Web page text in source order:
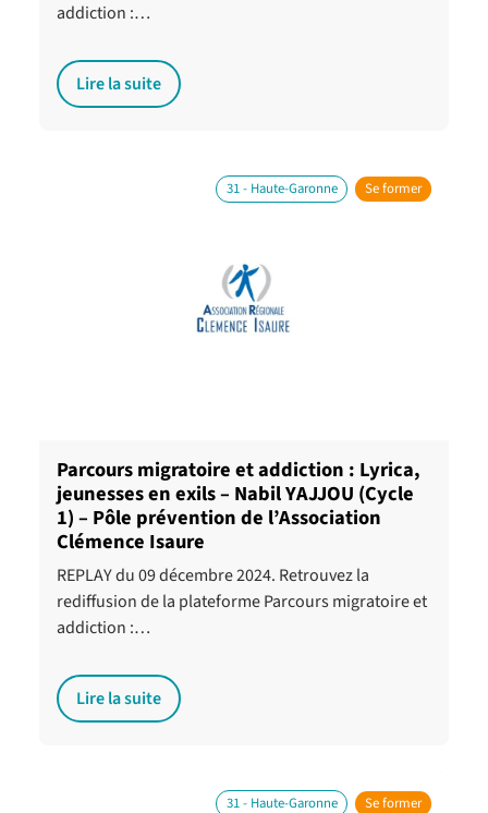
addiction :…
Lire la suite
31 - Haute-Garonne Se former
Parcours migratoire et addiction : Lyrica,
jeunesses en exils – Nabil YAJJOU (Cycle
1) – Pôle prévention de l’Association
Clémence Isaure
REPLAY du 09 décembre 2024. Retrouvez la
rediffusion de la plateforme Parcours migratoire et
addiction :…
Lire la suite
31 - Haute-Garonne Se former